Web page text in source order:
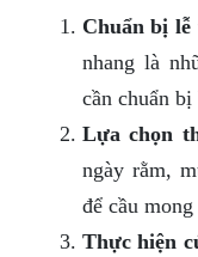
Chuẩn bị lễ
nhang là
cần chuẩn
Lựa chọn
ngày rằm,
để cầu
Thực hiện